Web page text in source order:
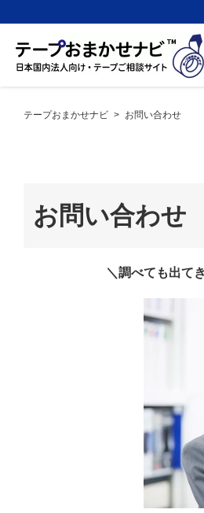
テープおまかせナビ > お問い合わせ
お問い合わせ
＼調べても出て